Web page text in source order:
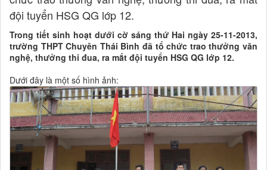
đội tuyển HSG QG lớp 12.
Trong tiết sinh hoạt dưới cờ sáng thứ Hai ngày 25-11-2013,
trường THPT Chuyên Thái Bình đã tổ chức trao thưởng văn
nghệ, thưởng thi đua, ra mắt đội tuyển HSG QG lớp 12.
Dưới đây là một số hình ảnh: